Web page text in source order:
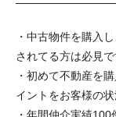
・中古物件を購入
されてる方は必見で
・初めて不動産を
イントをお客様の